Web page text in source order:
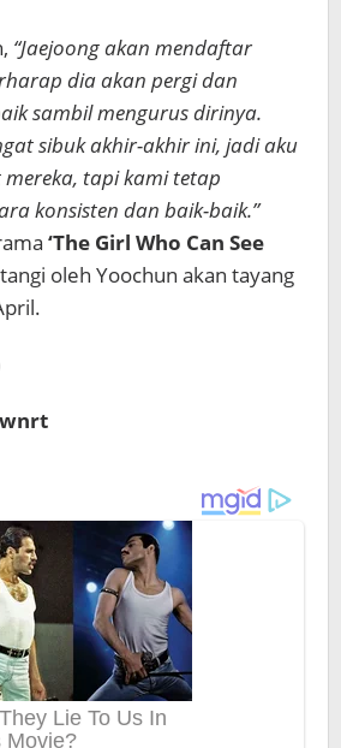
“Jaejoong akan mendaftar
dia akan pergi dan
sambil mengurus dirinya.
sibuk akhir-akhir ini, jadi aku
tapi kami tetap
konsisten dan baik-baik.”
‘The Girl Who Can See
oleh Yoochun akan tayang